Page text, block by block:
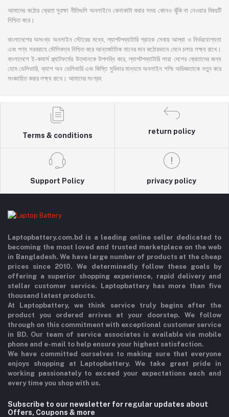
আমাদের কঠোর ক্রেতা সুরক্ষা নীতিগুলি অনলাইনে কেনাকাটা করার সময় কোনও ঝুঁকি না নেওয়ার বিষয়টি
নিশ্চিত করে।
বাংলাদেশের অসংখ্য অনলাইন স্টোরের মধ্যে, ল্যাপটপব্যাটারি গ্রাহক সেবায় আস্থা ও নির্ভরযোগ্যতা
এবং পণ্য সরবরাহে মৌলিকত্ব নিশ্চিত করে আন্তর্জাতিক মানের মান কঠোরভাবে মেনে চলার লক্ষ্য রাখে।
বাংলাদেশে ই-কমার্স প্ল্যাটফর্মের উত্থানকে উপলব্ধি করে, ল্যাপটপব্যাটারি সারা দেশের ক্রেতাদের জন্য
হোম ডেলিভারি, ক্যাশ অন ডেলিভারি এবং কিস্তি সুবিধার মাধ্যমে অনলাইন শপিং অভিজ্ঞতাকে নতুন করে
সংজ্ঞায়িত করার লক্ষ্য রাখে। আমাদের সংগ্রহ
Terms & conditions
return policy
Support Policy privacy policy
Laptopbattery.com.bd is a leading online seller dedicated to
becoming the most loved and trusted marketplace on the web
in Bangladesh. We have large number of products at the cheap
prices since 2010. We determinedly follow these goals by
offering a superior shopping experience, rapid delivery and
stellar customer service. Laptopbattery has more than five
thousand latest products.
At Laptopbattery, we think service truly begins after the
product you ordered arrives at your doorstep. We follow
through on this commitment with exceptional customer service
in BD. Our team of service associates is available via mobile
phone and e-mail to help ensure your highest satisfaction.
We have committed ourselves to making sure that everyone
enjoys shopping at Laptopbattery. We take great pride in
working passionately to exceed your expectations each and
every time you shop with us.
Subscribe to our newsletter for regular updates about
Offers, Coupons & more